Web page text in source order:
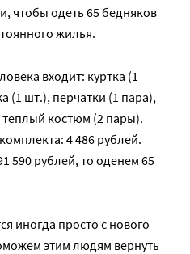
чтобы одеть 65 бедняков
жилья.
входит: куртка (1
(1 шт.), перчатки (1 пара),
костюм (2 пары).
4 486 рублей.
590 рублей, то оденем 65
иногда просто с нового
этим людям вернуть